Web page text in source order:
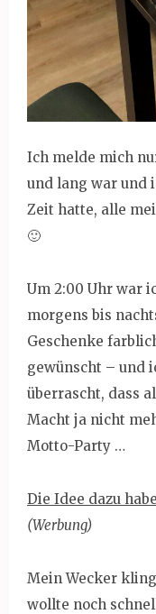
Ich melde mich
und lang war und
Zeit hatte, alle
🙂
Um 2:00 Uhr war
morgens bis
Geschenke
gewünscht – und
überrascht, dass
Macht ja nicht
Motto-Party …
Die Idee dazu
(Werbung)
Mein Wecker
wollte noch